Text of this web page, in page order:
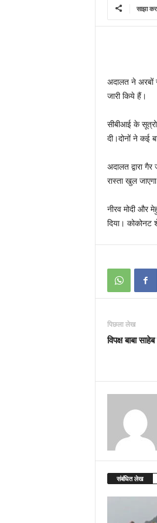
साझा
अदालत ने अरबों
जारी किये हैं।
सीबीआई के
दी।दोनों ने कई
अदालत द्वारा
रास्ता खुल
नीरव मोदी और
दिया। कोकोनट
पिछला लेख
विपक्ष बाबा
संबंधित लेख